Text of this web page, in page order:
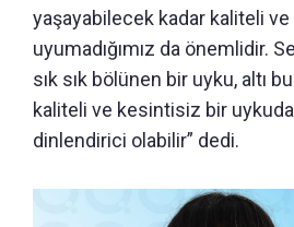
yaşayabilecek kadar kaliteli
uyumadığımız da önemlidir.
sık sık bölünen bir uyku, altı
kaliteli ve kesintisiz bir
dinlendirici olabilir” dedi.